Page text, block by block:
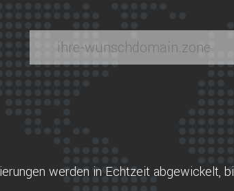
werden in Echtzeit abgewickelt,